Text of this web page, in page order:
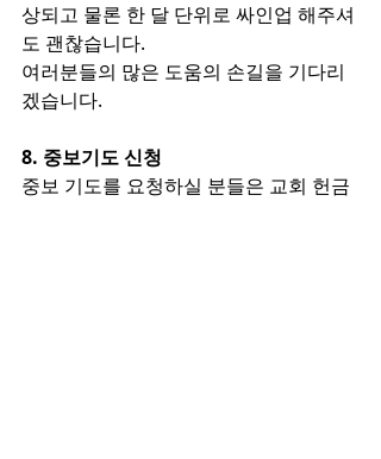
상되고 물론 한 달 단위로 싸인업 해주셔
도 괜찮습니다.
여러분들의 많은 도움의 손길을 기다리
겠습니다.
8. 중보기도 신청
중보 기도를 요청하실 분들은 교회 헌금